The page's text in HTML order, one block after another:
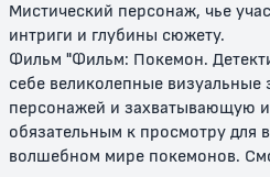
Покемон: Лучарио и тайна Мью
12+
Мистический персонаж, чье
интриги и глубины сюжету.
Фильм "Фильм: Покемон.
себе великолепные
персонажей и захватывающую
обязательным к просмотру для
волшебном мире покемонов.